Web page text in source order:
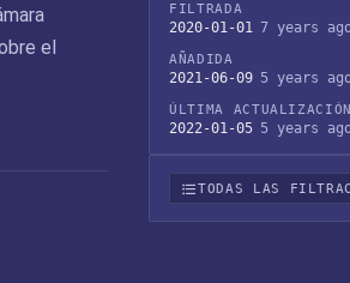
el
FILTRADA
2020-01-01 7 years
AÑADIDA
2021-06-09 5 years
ÚLTIMA ACTUALIZACIÓN
2022-01-05 5 years
TODAS LAS